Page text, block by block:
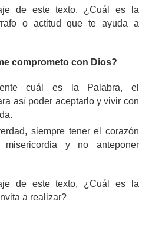
de este texto, ¿Cuál es la
o actitud que te ayuda a
comprometo con Dios?
cuál es la Palabra, el
así poder aceptarlo y vivir con
siempre tener el corazón
y no anteponer
de este texto, ¿Cuál es la
a realizar?